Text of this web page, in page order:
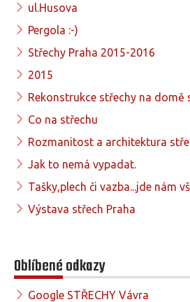
ul.Husova
Pergola :-)
Střechy Praha 2015-2016
2015
Rekonstrukce střechy na domě
Co na střechu
Rozmanitost a architektura
Jak to nemá vypadat.
Tašky,plech či vazba...jde nám
Výstava střech Praha
Oblíbené odkazy
Google STŘECHY Vávra